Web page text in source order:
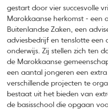
gestart door vier succesvolle
Marokkaanse herkomst - een
Buitenlandse Zaken, een
adviesbedrijf en tenslotte een
onderwijs. Zij stellen zich ten
de Marokkaanse
een aantal jongeren een
verschillende projecten te
bestaat uit het bieden van
de basisschool die opgaan